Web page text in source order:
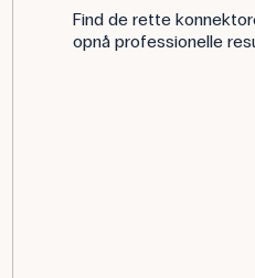
Find de rette
opnå professionelle